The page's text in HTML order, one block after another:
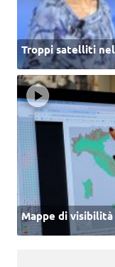
Troppi satelliti
Mappe di